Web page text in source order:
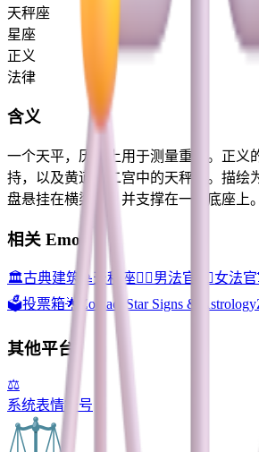
天秤座
星座
正义
法律
含义
一个天平，历史上用于测量重量。正义
持，以及黄道十二宫中的天秤座。描绘
盘悬挂在横梁上，并支撑在一个底座上。
相关 Emoji
🏛️古典建筑 ♎天秤座👨‍⚖️男法官 👩‍⚖️女法官
🗳️投票箱🌟Zodiac, Star Signs & Astrology
其他平台
⚖️
系统表情符号